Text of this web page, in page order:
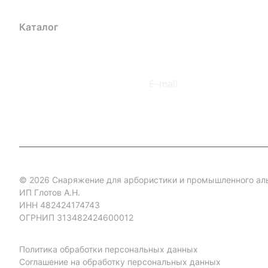
Каталог
© 2026 Снаряжение для арбористики и промышленного
ИП Глотов А.Н.
ИНН 482424174743
ОГРНИП 313482424600012
Политика обработки персональных данных
Соглашение на обработку персональных данных